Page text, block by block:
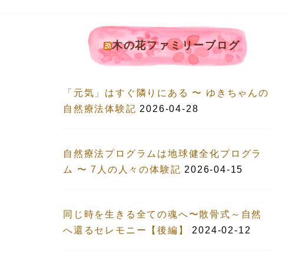
木の花ファミリーブログ
「元気」はすぐ隣りにある 〜 ゆきちゃんの
自然療法体験記 2026-04-28
自然療法プログラムは地球健全化プログラ
ム 〜 7人の人々の体験記 2026-04-15
同じ時を生きる全ての魂へ〜散骨式～自然
へ還るセレモニー【後編】
2024-02-12